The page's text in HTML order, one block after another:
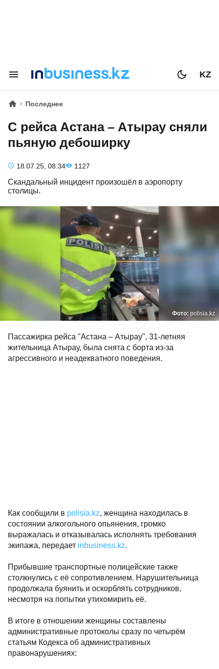
KZ
Последнее
С рейса Астана – Атырау сняли
пьяную дебоширку
18.07.25, 08:34 1127
Скандальный инцидент произошёл в аэропорту
столицы.
Фото: polisia.kz
Пассажирка рейса "Астана – Атырау", 31-летняя
жительница Атырау, была снята с борта из-за
агрессивного и неадекватного поведения.
Как сообщили в polisia.kz, женщина находилась в
состоянии алкогольного опьянения, громко
выражалась и отказывалась исполнять требования
экипажа, передает inbusiness.kz.
Прибывшие транспортные полицейские также
столкнулись с её сопротивлением. Нарушительница
продолжала буянить и оскорблять сотрудников,
несмотря на попытки утихомирить её.
В итоге в отношении женщины составлены
административные протоколы сразу по четырём
статьям Кодекса об административных
правонарушениях: